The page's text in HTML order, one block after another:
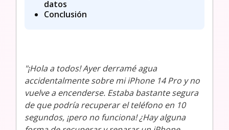
datos
Conclusión
"¡Hola a todos! Ayer derramé agua
accidentalmente sobre mi iPhone 14 Pro y no
vuelve a encenderse. Estaba bastante segura
de que podría recuperar el teléfono en 10
segundos, ¡pero no funciona! ¿Hay alguna